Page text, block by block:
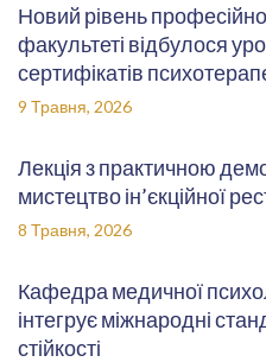
Новий рівень
факультеті відбулося
сертифікатів
9 Травня, 2026
Лекція з практичною
мистецтво ін’єкційної
8 Травня, 2026
Кафедра медичної
інтегрує міжнародні
стійкості